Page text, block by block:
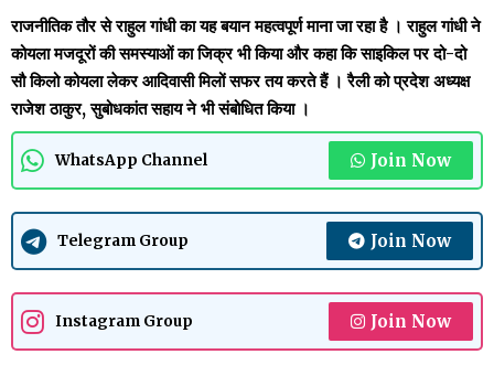
राजनीतिक तौर से राहुल गांधी का यह बयान महत्वपूर्ण माना जा रहा है । राहुल गांधी ने
कोयला मजदूरों की समस्याओं का जिक्र भी किया और कहा कि साइकिल पर दो-दो
सौ किलो कोयला लेकर आदिवासी मिलों सफर तय करते हैं । रैली को प्रदेश अध्यक्ष
राजेश ठाकुर, सुबोधकांत सहाय ने भी संबोधित किया ।
WhatsApp Channel Join Now
Telegram Group Join Now
Instagram Group Join Now